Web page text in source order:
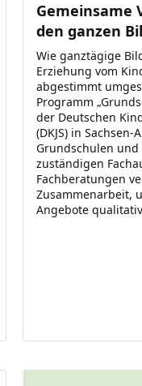
den ganzen
Wie ganztägige
Erziehung vom
abgestimmt
Programm
der Deutschen
(DKJS) in
Grundschulen
zuständigen
Fachberatungen
Zusammenarbeit,
Angebote